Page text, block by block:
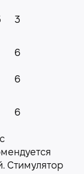
3
6
6
6
Стимулятор